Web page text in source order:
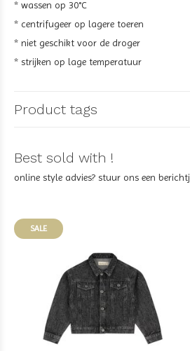
* wassen op 30°C
* centrifugeer op lagere toeren
* niet geschikt voor de droger
* strijken op lage temperatuur
Product tags
Best sold with !
online style advies? stuur ons een
SALE